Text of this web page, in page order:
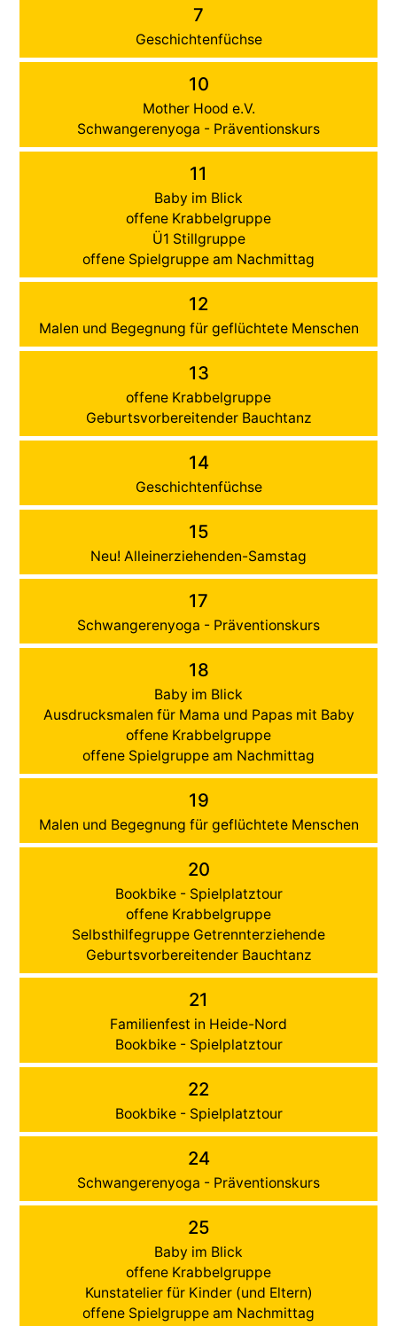
7
Geschichtenfüchse
10
Mother Hood e.V.
Schwangerenyoga - Präventionskurs
11
Baby im Blick
offene Krabbelgruppe
Ü1 Stillgruppe
offene Spielgruppe am Nachmittag
12
Malen und Begegnung für geflüchtete Menschen
13
offene Krabbelgruppe
Geburtsvorbereitender Bauchtanz
14
Geschichtenfüchse
15
Neu! Alleinerziehenden-Samstag
17
Schwangerenyoga - Präventionskurs
18
Baby im Blick
Ausdrucksmalen für Mama und Papas mit Baby
offene Krabbelgruppe
offene Spielgruppe am Nachmittag
19
Malen und Begegnung für geflüchtete Menschen
20
Bookbike - Spielplatztour
offene Krabbelgruppe
Selbsthilfegruppe Getrennterziehende
Geburtsvorbereitender Bauchtanz
21
Familienfest in Heide-Nord
Bookbike - Spielplatztour
22
Bookbike - Spielplatztour
24
Schwangerenyoga - Präventionskurs
25
Baby im Blick
offene Krabbelgruppe
Kunstatelier für Kinder (und Eltern)
offene Spielgruppe am Nachmittag